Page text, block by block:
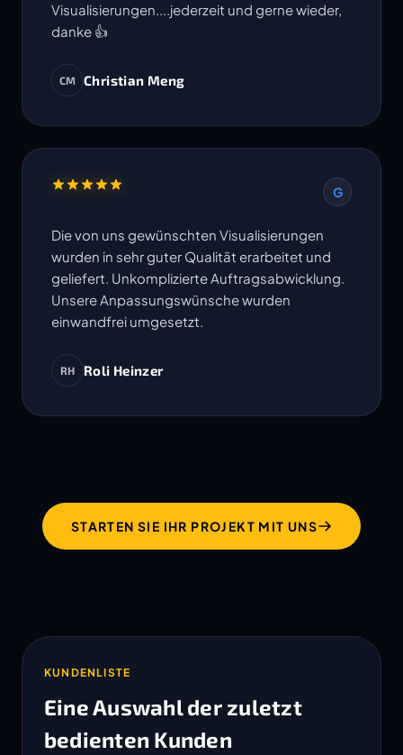
Visualisierungen....jederzeit und gerne wieder,
danke 👍
CM Christian Meng
G
Die von uns gewünschten Visualisierungen
wurden in sehr guter Qualität erarbeitet und
geliefert. Unkomplizierte Auftragsabwicklung.
Unsere Anpassungswünsche wurden
einwandfrei umgesetzt.
RH Roli Heinzer
STARTEN SIE IHR PROJEKT MIT UNS
KUNDENLISTE
Eine Auswahl der zuletzt
bedienten Kunden